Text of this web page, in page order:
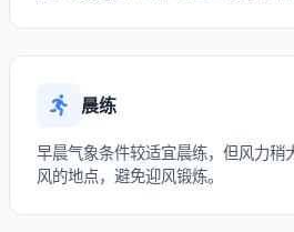
晨练
早晨气象条件较适宜晨练，但风力稍
风的地点，避免迎风锻炼。